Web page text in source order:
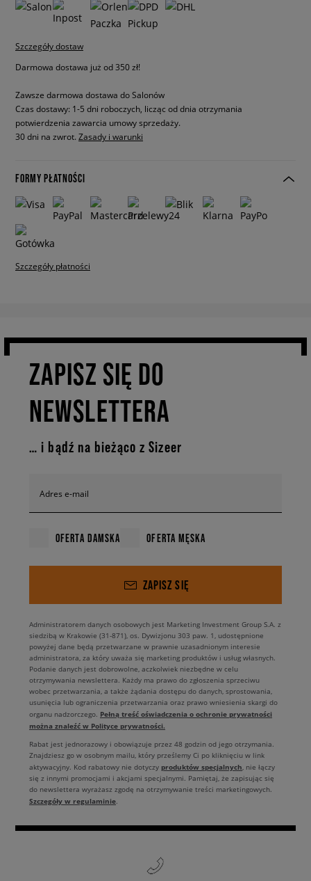
Szczegóły dostaw
Darmowa dostawa już od 350 zł!
Zawsze darmowa dostawa do Salonów
Czas dostawy: 1-5 dni roboczych, licząc od dnia otrzymania
potwierdzenia zawarcia umowy sprzedaży.
30 dni na zwrot. Zasady i warunki
FORMY PŁATNOŚCI
Szczegóły płatności
ZAPISZ SIĘ DO
NEWSLETTERA
… i bądź na bieżąco z Sizeer
Adres e-mail
OFERTA DAMSKA OFERTA MĘSKA
ZAPISZ SIĘ
Administratorem danych osobowych jest Marketing Investment Group S.A. z
siedzibą w Krakowie (31-871), os. Dywizjonu 303 paw. 1, udostępnione
powyżej dane będą przetwarzane w prawnie uzasadnionym interesie
administratora, za który uważa się marketing produktów i usług własnych.
Podanie danych jest dobrowolne, aczkolwiek niezbędne w celu
otrzymywania newslettera. Każdy ma prawo do zgłoszenia sprzeciwu
wobec przetwarzania, a także żądania dostępu do danych, sprostowania,
usunięcia lub ograniczenia przetwarzania oraz prawo wniesienia skargi do
organu nadzorczego. Pełną treść oświadczenia o ochronie prywatności
można znaleźć w Polityce prywatności.
Rabat jest jednorazowy i obowiązuje przez 48 godzin od jego otrzymania.
Znajdziesz go w osobnym mailu, który prześlemy Ci po kliknięciu w link
aktywacyjny. Kod rabatowy nie dotyczy produktów specjalnych, nie łączy
się z innymi promocjami i akcjami specjalnymi. Pamiętaj, że zapisując się
do newslettera wyrażasz zgodę na otrzymywanie treści marketingowych.
Szczegóły w regulaminie.